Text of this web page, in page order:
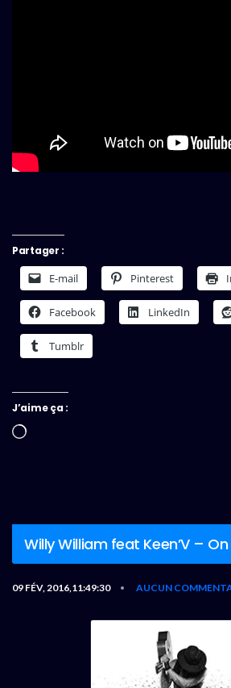
Partager :
E-mail Pinterest
Facebook LinkedIn
Tumblr
J’aime ça :
Chargement…
Willy William feat Keen’V – On
09 FÉV, 2016,11:49:30 • AUCUN